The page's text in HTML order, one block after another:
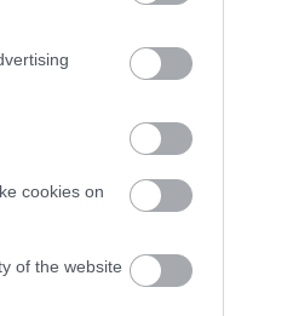
cookies on
of the website